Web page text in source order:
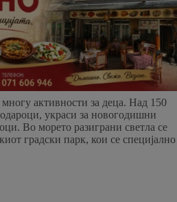
активности за деца. Над 150
украси за новогодишни
Во морето разиграни светла се
градски парк, кои се специјално